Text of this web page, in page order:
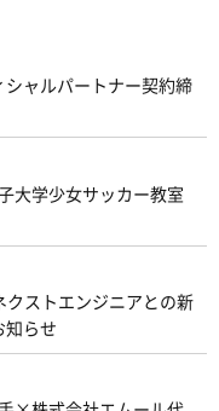
ャルパートナー契約締
大学少女サッカー教室
クストエンジニアとの新
知らせ